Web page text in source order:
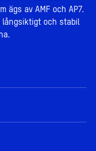
ägs av AMF och AP7.
långsiktigt och stabil